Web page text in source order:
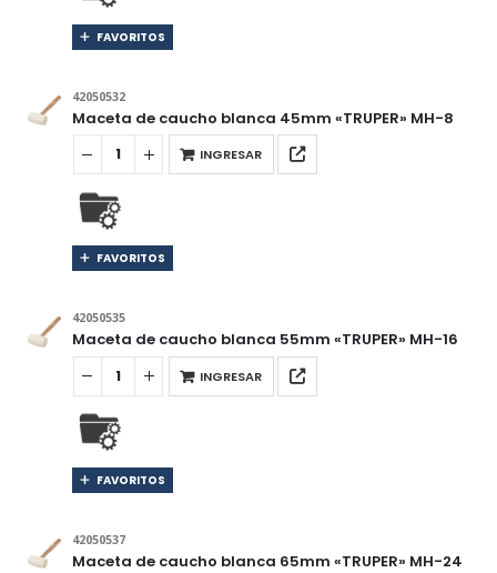
FAVORITOS
42050532
Maceta de caucho blanca 45mm «TRUPER» MH-8
INGRESAR
FAVORITOS
42050535
Maceta de caucho blanca 55mm «TRUPER» MH-16
INGRESAR
FAVORITOS
42050537
Maceta de caucho blanca 65mm «TRUPER» MH-24